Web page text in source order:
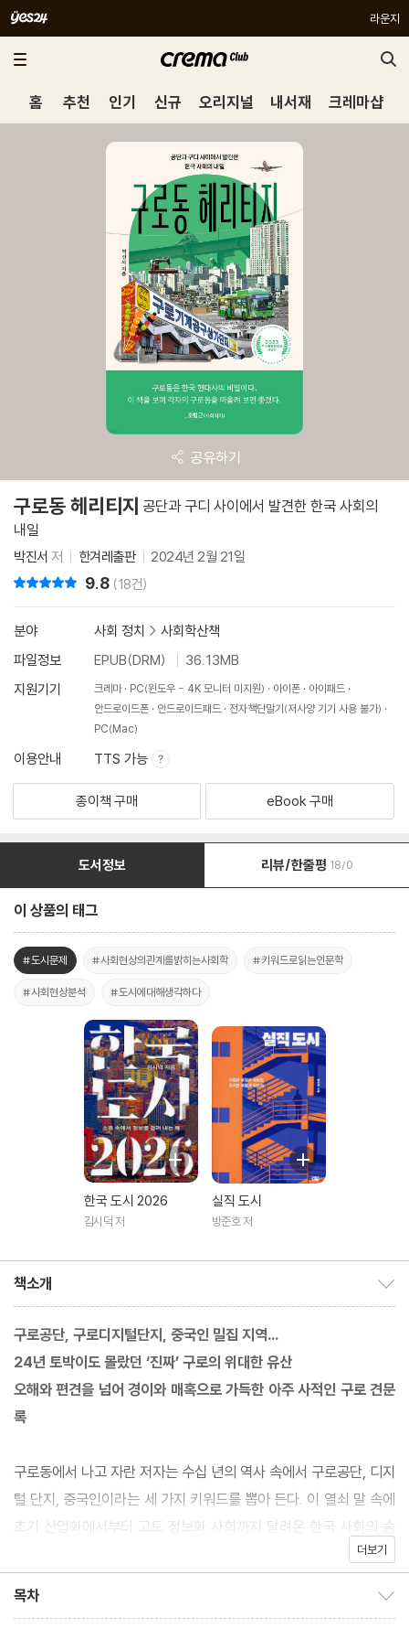
라운지
홈 추천 인기 신규 오리지널 내서재 크레마샵
공유하기
구로동 헤리티지 공단과 구디 사이에서 발견한 한국 사회의
내일
박진서 저 한겨레출판 2024년 2월 21일
9.8 (18건)
분야 사회 정치 > 사회학산책
파일정보
EPUB(DRM)
36.13MB
지원기기
크레마 PC(윈도우 - 4K 모니터 미지원) 아이폰
아이패드
안드로이드폰
안드로이드패드
전자책단말기(저사양 기기 사용 불가)
PC(Mac)
이용안내 TTS 가능
종이책 구매 eBook 구매
도서정보 리뷰/한줄평 18/0
이 상품의 태그
#도시문제 #사회현상의관계를밝히는사회학 #키워드로읽는인문학
#사회현상분석 #도시에대해생각하다
한국 도시 2026
김시덕 저
실직 도시
방준호 저
책소개
구로공단, 구로디지털단지, 중국인 밀집 지역…
24년 토박이도 몰랐던 ‘진짜’ 구로의 위대한 유산
오해와 편견을 넘어 경이와 매혹으로 가득한 아주 사적인 구로 견문
록
구로동에서 나고 자란 저자는 수십 년의 역사 속에서 구로공단, 디지
털 단지, 중국인이라는 세 가지 키워드를 뽑아 든다. 이 열쇠 말 속에
초기 산업화에서부터 고도 정보화 사회까지 달려온 한국 사회의 숨
가쁜 질주가, 저임금 노동의 공급국에서 수입국으로의 드라마틱한
(사회학자)
더보기
목차